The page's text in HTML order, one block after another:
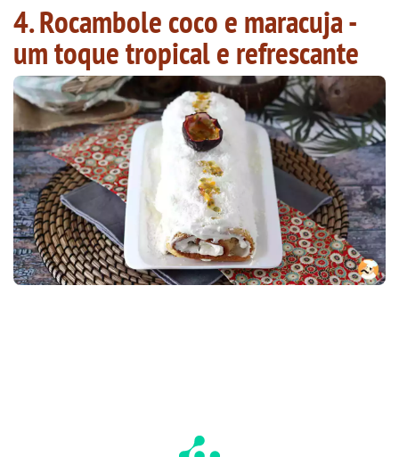
4. Rocambole coco e maracuja -
um toque tropical e refrescante